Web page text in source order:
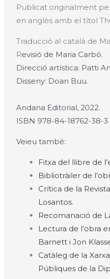
Publicat originalment
en anglès amb el títol
Traducció al català de
Revisió de Maria Carbó.
Direcció artística: Patti
Disseny: Doan Buu.
Andana Editorial, 2022.
ISBN 978-84-18762-38-3
Veieu també:
Fitxa del llibre de
Bibliotràiler de
Crítica de la
Losantos.
Recomanació de
Lectura de l’obra
Barnett i Jon
Catàleg de la
Públiques de la